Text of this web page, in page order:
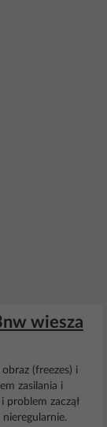
wiesza
(freezes) i
zasilania i
zaczął